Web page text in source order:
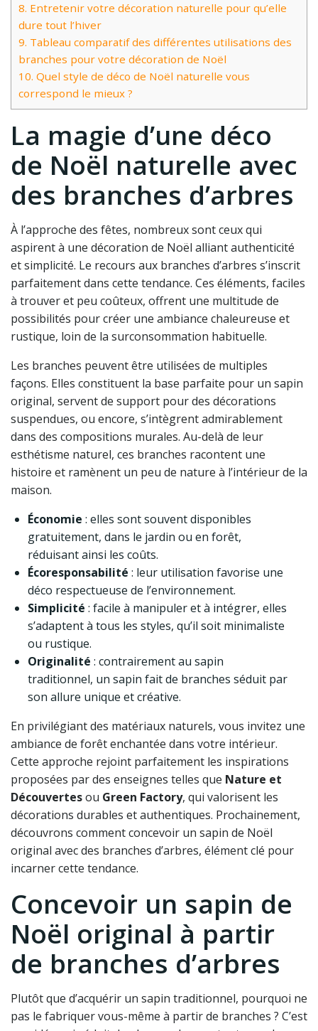
8. Entretenir votre décoration naturelle pour qu’elle
dure tout l’hiver
9. Tableau comparatif des différentes utilisations des
branches pour votre décoration de Noël
10. Quel style de déco de Noël naturelle vous
correspond le mieux ?
La magie d’une déco
de Noël naturelle avec
des branches d’arbres
À l’approche des fêtes, nombreux sont ceux qui
aspirent à une décoration de Noël alliant authenticité
et simplicité. Le recours aux branches d’arbres s’inscrit
parfaitement dans cette tendance. Ces éléments, faciles
à trouver et peu coûteux, offrent une multitude de
possibilités pour créer une ambiance chaleureuse et
rustique, loin de la surconsommation habituelle.
Les branches peuvent être utilisées de multiples
façons. Elles constituent la base parfaite pour un sapin
original, servent de support pour des décorations
suspendues, ou encore, s’intègrent admirablement
dans des compositions murales. Au-delà de leur
esthétisme naturel, ces branches racontent une
histoire et ramènent un peu de nature à l’intérieur de la
maison.
Économie : elles sont souvent disponibles
gratuitement, dans le jardin ou en forêt,
réduisant ainsi les coûts.
Écoresponsabilité : leur utilisation favorise une
déco respectueuse de l’environnement.
Simplicité : facile à manipuler et à intégrer, elles
s’adaptent à tous les styles, qu’il soit minimaliste
ou rustique.
Originalité : contrairement au sapin
traditionnel, un sapin fait de branches séduit par
son allure unique et créative.
En privilégiant des matériaux naturels, vous invitez une
ambiance de forêt enchantée dans votre intérieur.
Cette approche rejoint parfaitement les inspirations
proposées par des enseignes telles que Nature et
Découvertesou Green Factory, qui valorisent les
décorations durables et authentiques. Prochainement,
découvrons comment concevoir un sapin de Noël
original avec des branches d’arbres, élément clé pour
incarner cette tendance.
Concevoir un sapin de
Noël original à partir
de branches d’arbres
Plutôt que d’acquérir un sapin traditionnel, pourquoi ne
pas le fabriquer vous-même à partir de branches ? C’est